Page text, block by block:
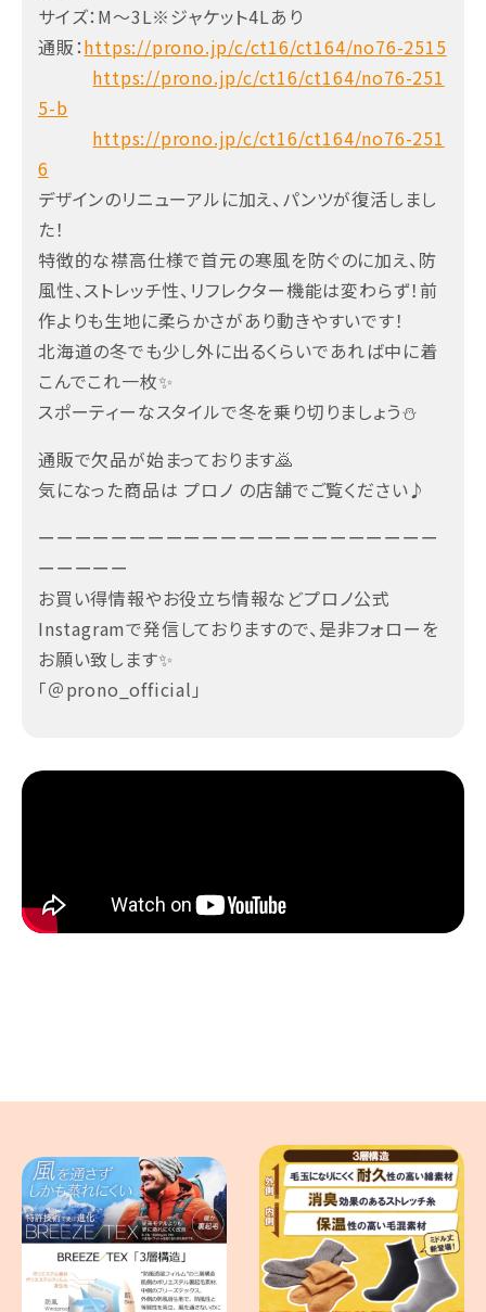
サイズ：M～3L※ジャケット4Lあり
通販：https://prono.jp/c/ct16/ct164/no76-2515
https://prono.jp/c/ct16/ct164/no76-251
5-b
https://prono.jp/c/ct16/ct164/no76-251
6
デザインのリニューアルに加え、パンツが復活しまし
た！
特徴的な襟高仕様で首元の寒風を防ぐのに加え、防
風性、ストレッチ性、リフレクター機能は変わらず！前
作よりも生地に柔らかさがあり動きやすいです！
北海道の冬でも少し外に出るくらいであれば中に着
こんでこれ一枚✨
スポーティーなスタイルで冬を乗り切りましょう⛄
通販で欠品が始まっております🙇
気になった商品は プロノ の店舗でご覧ください♪
ーーーーーーーーーーーーーーーーーーーーーー
ーーーーー
お買い得情報やお役立ち情報などプロノ公式
Instagramで発信しておりますので、是非フォローを
お願い致します✨
「＠prono_official」